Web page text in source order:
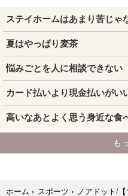
ホーム › スポーツ › ノアドット/